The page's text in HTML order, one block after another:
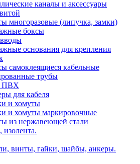
каналы и аксессуары
многоразовые (липучка, замки)
боксы
основания для крепления
самоклеящиеся кабельные
трубы
ПВХ
для кабеля
и хомуты
и хомуты маркировочные
из нержавеющей стали
изолента.
винты, гайки, шайбы, анкеры.